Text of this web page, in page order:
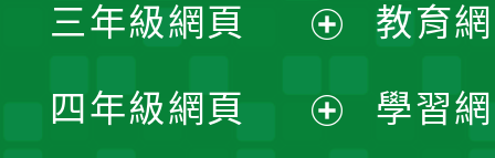
選
單
開
選
三年級網頁
開
四年級網頁
教育
學習